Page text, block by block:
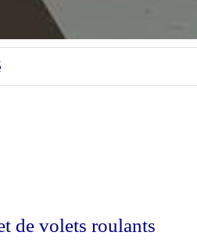
de volets roulants